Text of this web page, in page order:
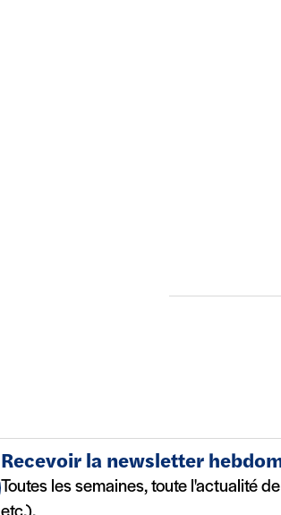
Recevoir la newsletter
Toutes les semaines, toute l'actualité